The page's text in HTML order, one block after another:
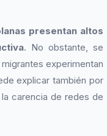
presentan altos
. No obstante, se
experimentan
explicar también por
carencia de redes de